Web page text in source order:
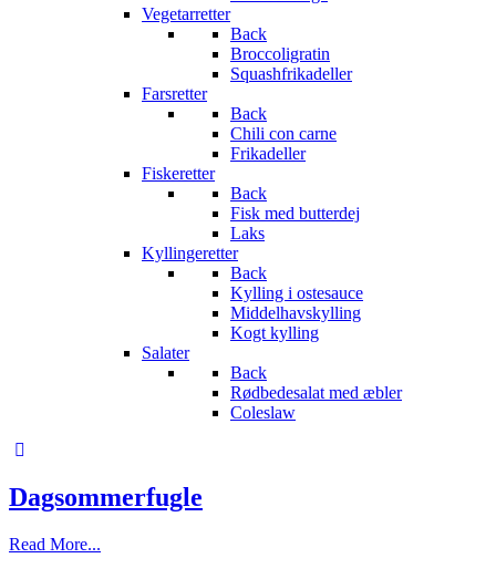
Vegetarretter
Back
Broccoligratin
Squashfrikadeller
Farsretter
Back
Chili con carne
Frikadeller
Fiskeretter
Back
Fisk med butterdej
Laks
Kyllingeretter
Back
Kylling i ostesauce
Middelhavskylling
Kogt kylling
Salater
Back
Rødbedesalat med æbler
Coleslaw
Dagsommerfugle
Read More...